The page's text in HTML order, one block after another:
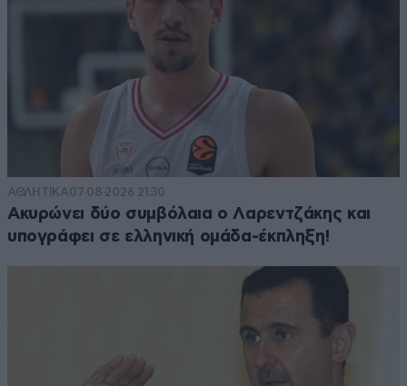
ΑΘΛΗΤΙΚΑ07·08·2026 21:30
Ακυρώνει δύο συμβόλαια ο Λαρεντζάκης και
υπογράφει σε ελληνική ομάδα-έκπληξη!